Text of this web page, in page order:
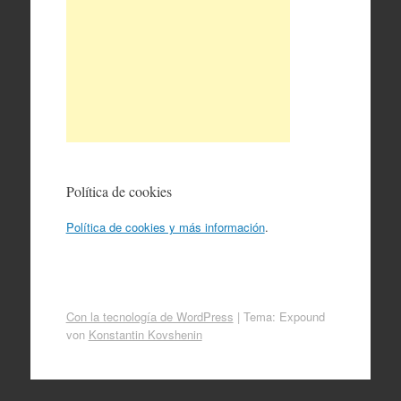
Política de cookies
Política de cookies y más información.
Con la tecnología de WordPress | Tema: Expound
von Konstantin Kovshenin